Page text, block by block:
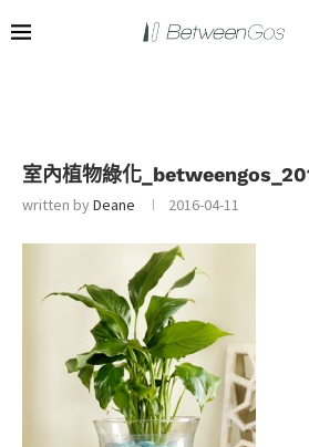
室內植物綠化
written byDeane 2016-04-11